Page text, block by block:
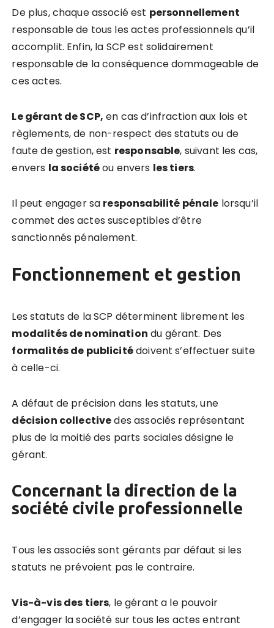
De plus, chaque associé est personnellement
responsable de tous les actes professionnels qu’il
accomplit. Enfin, la SCP est solidairement
responsable de la conséquence dommageable de
ces actes.
Le gérant de SCP, en cas d’infraction aux lois et
règlements, de non-respect des statuts ou de
faute de gestion, est responsable, suivant les cas,
envers la sociétéou envers les tiers.
Il peut engager sa responsabilité pénale lorsqu’il
commet des actes susceptibles d’être
sanctionnés pénalement.
Fonctionnement et gestion
Les statuts de la SCP déterminent librement les
modalités de nomination du gérant. Des
formalités de publicitédoivent s’effectuer suite
à celle-ci.
A défaut de précision dans les statuts, une
décision collectivedes associés représentant
plus de la moitié des parts sociales désigne le
gérant.
Concernant la direction de la
société civile professionnelle
Tous les associés sont gérants par défaut si les
statuts ne prévoient pas le contraire.
Vis-à-vis des tiers, le gérant a le pouvoir
d’engager la société sur tous les actes entrant